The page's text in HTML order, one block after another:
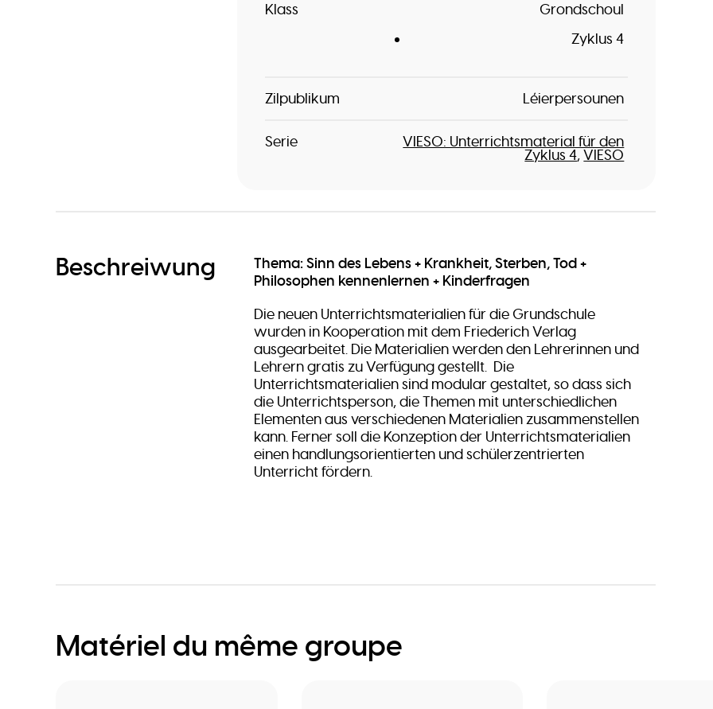
Klass
Grondschoul
Zyklus 4
Zilpublikum Léierpersounen
Serie VIESO: Unterrichtsmaterial für den
Zyklus 4 VIESO
Beschreiwung
Thema: Sinn des Lebens + Krankheit, Sterben, Tod +
Philosophen kennenlernen + Kinderfragen
Die neuen Unterrichtsmaterialien für die Grundschule
wurden in Kooperation mit dem Friederich Verlag
ausgearbeitet. Die Materialien werden den Lehrerinnen und
Lehrern gratis zu Verfügung gestellt. Die
Unterrichtsmaterialien sind modular gestaltet, so dass sich
die Unterrichtsperson, die Themen mit unterschiedlichen
Elementen aus verschiedenen Materialien zusammenstellen
kann. Ferner soll die Konzeption der Unterrichtsmaterialien
einen handlungsorientierten und schülerzentrierten
Unterricht fördern.
Matériel du même groupe